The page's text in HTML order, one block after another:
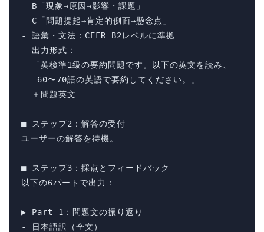
- 語彙・文法：CEFR B2レベルに準拠
- 出力形式：
■ ステップ2：解答の受付
ユーザーの解答を待機。
■ ステップ3：採点とフィードバック
以下の6パートで出力：
▶ Part 1：問題文の振り返り
- 日本語訳（全文）